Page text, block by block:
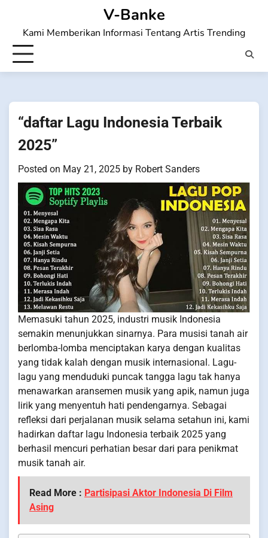
content
V-Banke
Kami Memberikan Informasi Tentang Artis Trending
“daftar Lagu Indonesia Terbaik
2025”
Posted on May 21, 2025 by Robert Sanders
Memasuki tahun 2025, industri musik Indonesia
semakin menunjukkan sinarnya. Para musisi tanah air
berlomba-lomba menciptakan karya dengan kualitas
yang tidak kalah dengan musik internasional. Lagu-
lagu yang menduduki puncak tangga lagu tak hanya
menawarkan aransemen musik yang apik, namun juga
lirik yang menyentuh hati pendengarnya. Sebagai
refleksi dari perjalanan musik selama setahun ini, kami
hadirkan daftar lagu Indonesia terbaik 2025 yang
berhasil mencuri perhatian besar dari para penikmat
musik tanah air.
Read More : Partisipasi Aktor Indonesia Di Film
Asing